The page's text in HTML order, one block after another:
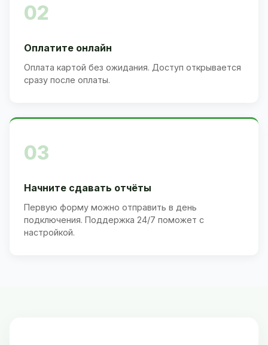
02
Оплатите онлайн
Оплата картой без ожидания. Доступ открывается
сразу после оплаты.
03
Начните сдавать отчёты
Первую форму можно отправить в день
подключения. Поддержка 24/7 поможет с
настройкой.